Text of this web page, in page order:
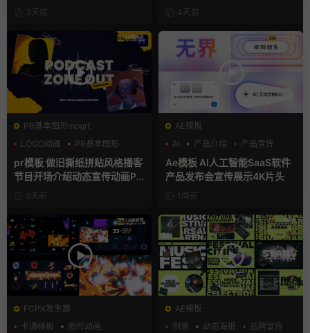
3天前 4天前
PR基本图形mogrt
LOGO动画
PR基本图形
复古风
pr模板 做旧撕纸拼贴风格播客
节目开场介绍动态宣传动画PR
模版6天前
AE模板
AI
产品介绍 产品宣传
Ae模板 AI人工智能SaaS软件
产品发布会宣传展示4K片头
1周前
FCPX发生器
卡通模板
图形动画
AE模板
创意
动态海报 品牌宣传